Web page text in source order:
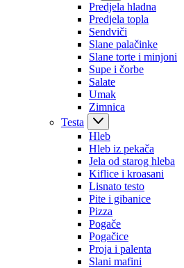
Predjela hladna
Predjela topla
Sendviči
Slane palačinke
Slane torte i minjoni
Supe i čorbe
Salate
Umak
Zimnica
Testa
Hleb
Hleb iz pekača
Jela od starog hleba
Kiflice i kroasani
Lisnato testo
Pite i gibanice
Pizza
Pogače
Pogačice
Proja i palenta
Slani mafini